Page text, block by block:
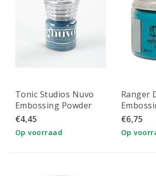
Tonic Studios Nuvo
Embossing Powder
Blue Odyssey
€4,45
Op voorraad
Ranger
Broken
€6,75
Op